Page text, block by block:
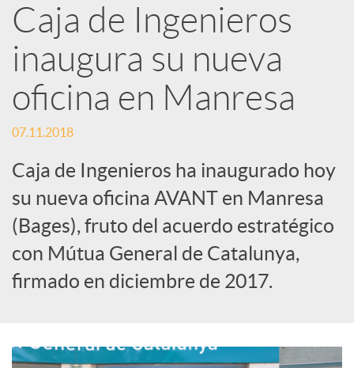
e
d
e
s
S
o
c
Caja de Ingenieros
inaugura su nueva
oficina en Manresa
07.11.2018
Caja de Ingenieros ha inaugurado hoy
su nueva oficina AVANT en Manresa
(Bages), fruto del acuerdo estratégico
con Mútua General de Catalunya,
firmado en diciembre de 2017.